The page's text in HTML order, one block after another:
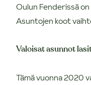
Oulun Fenderissä
Asuntojen koot
Valoisat asunnot
Tämä vuonna 2020